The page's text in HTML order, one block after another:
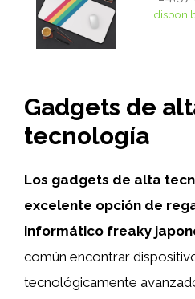
Gadgets de
tecnología
Los gadgets de alta
excelente opción de
informático freaky
común encontrar
tecnológicamente